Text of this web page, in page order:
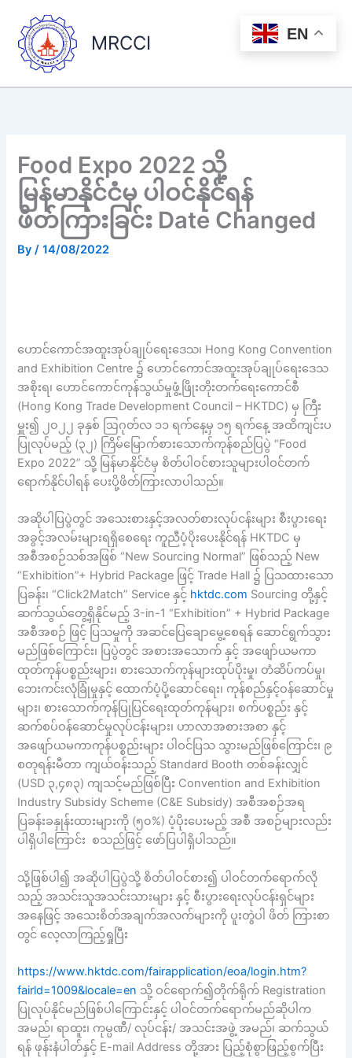
content
MRCCI
Food Expo 2022 သို့
မြန်မာနိုင်ငံမှ ပါဝင်နိုင်ရန်
ဖိတ်ကြားခြင်း Date Changed
By/14/08/2022
ဟောင်ကောင်အထူးအုပ်ချုပ်ရေးဒေသ၊ Hong Kong Convention
and Exhibition Centre ၌ ဟောင်ကောင်အထူးအုပ်ချုပ်ရေးဒေသ
အစိုးရ၊ ဟောင်ကောင်ကုန်သွယ်မှုဖွံ့ဖြိုးတိုးတက်ရေးကောင်စီ
(Hong Kong Trade Development Council – HKTDC) မှ ကြီး
မှူး၍ ၂၀၂၂ ခုနှစ် ဩဂုတ်လ ၁၁ ရက်နေ့မှ ၁၅ ရက်နေ့ အထိကျင်းပ
ပြုလုပ်မည့် (၃၂) ကြိမ်မြောက်စားသောက်ကုန်စည်ပြပွဲ “Food
Expo 2022” သို့ မြန်မာနိုင်ငံမှ စိတ်ပါဝင်စားသူများပါဝင်တက်
ရောက်နိုင်ပါရန် ပေးပို့ဖိတ်ကြားလာပါသည်။
အဆိုပါပြပွဲတွင် အသေးစားနှင့်အလတ်စားလုပ်ငန်းများ စီးပွားရေး
အခွင့်အလမ်းများရရှိစေရေး ကူညီပံ့ပိုးပေးနိုင်ရန် HKTDC မှ
အစီအစဉ်သစ်အဖြစ် “New Sourcing Normal” ဖြစ်သည့် New
“Exhibition”+ Hybrid Package ဖြင့် Trade Hall ၌ ပြသထားသော
ပြခန်း၊ “Click2Match” Service နှင့် hktdc.com Sourcing တို့နှင့်
ဆက်သွယ်တွေ့ရှိနိုင်မည့် 3-in-1 “Exhibition” + Hybrid Package
အစီအစဉ် ဖြင့် ပြသမှုကို အဆင်ပြေချောမွေ့စေရန် ဆောင်ရွက်သွား
မည်ဖြစ်ကြောင်း၊ ပြပွဲတွင် အစားအသောက် နှင့် အဖျော်ယမကာ
ထုတ်ကုန်ပစ္စည်းများ၊ စားသောက်ကုန်များထုပ်ပိုးမှု၊ တံဆိပ်ကပ်မှု၊
ဘေးကင်းလုံခြုံမှုနှင့် ထောက်ပံ့ပို့ဆောင်ရေး၊ ကုန်စည်နှင့်ဝန်ဆောင်မှု
များ၊ စားသောက်ကုန်ပြုပြင်ရေးထုတ်ကုန်များ၊ စက်ပစ္စည်း နှင့်
ဆက်စပ်ဝန်ဆောင်မှုလုပ်ငန်းများ၊ ဟာလာအစားအစာ နှင့်
အဖျော်ယမကာကုန်ပစ္စည်းများ ပါဝင်ပြသ သွားမည်ဖြစ်ကြောင်း၊ ၉
စတုရန်းမီတာ ကျယ်ဝန်းသည့် Standard Booth တစ်ခန်းလျှင်
(USD ၃,၄၈၃) ကျသင့်မည်ဖြစ်ပြီး Convention and Exhibition
Industry Subsidy Scheme (C&E Subsidy) အစီအစဉ်အရ
ပြခန်းခနှုန်းထားများကို (၅၀%) ပံ့ပိုးပေးမည့် အစီ အစဉ်များလည်း
ပါရှိပါကြောင်း စသည်ဖြင့် ဖော်ပြပါရှိပါသည်။
သို့ဖြစ်ပါ၍ အဆိုပါပြပွဲသို့ စိတ်ပါဝင်စား၍ ပါဝင်တက်ရောက်လို
သည့် အသင်းသူအသင်းသားများ နှင့် စီးပွားရေးလုပ်ငန်းရှင်များ
အနေဖြင့် အသေးစိတ်အချက်အလက်များကို ပူးတွဲပါ ဖိတ် ကြားစာ
တွင် လေ့လာကြည့်ရှုပြီး
https://www.hktdc.com/fairapplication/eoa/login.htm?
fairld=1009&locale=en သို့ ဝင်ရောက်၍တိုက်ရိုက် Registration
ပြုလုပ်နိုင်မည်ဖြစ်ပါကြောင်းနှင့် ပါဝင်တက်ရောက်မည်ဆိုပါက
အမည်၊ ရာထူး၊ ကုမ္ပဏီ/ လုပ်ငန်း/ အသင်းအဖွဲ့ အမည်၊ ဆက်သွယ်
ရန် ဖုန်းနံပါတ်နှင့် E-mail Address တို့အား ပြည့်စုံစွာဖြည့်စွက်ပြီး
EN